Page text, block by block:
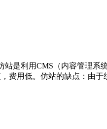
是利用CMS（内容管理系
费用低。仿站的缺点：由于